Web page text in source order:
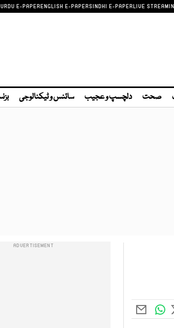
URDU E-PAPERENGLISH E-PAPERSINDHI E-PAPERLIVE
صحت دلچسپ و عجیب سائنس و ٹیکنالوجی